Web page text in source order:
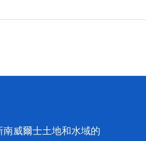
威爾士土地和水域的